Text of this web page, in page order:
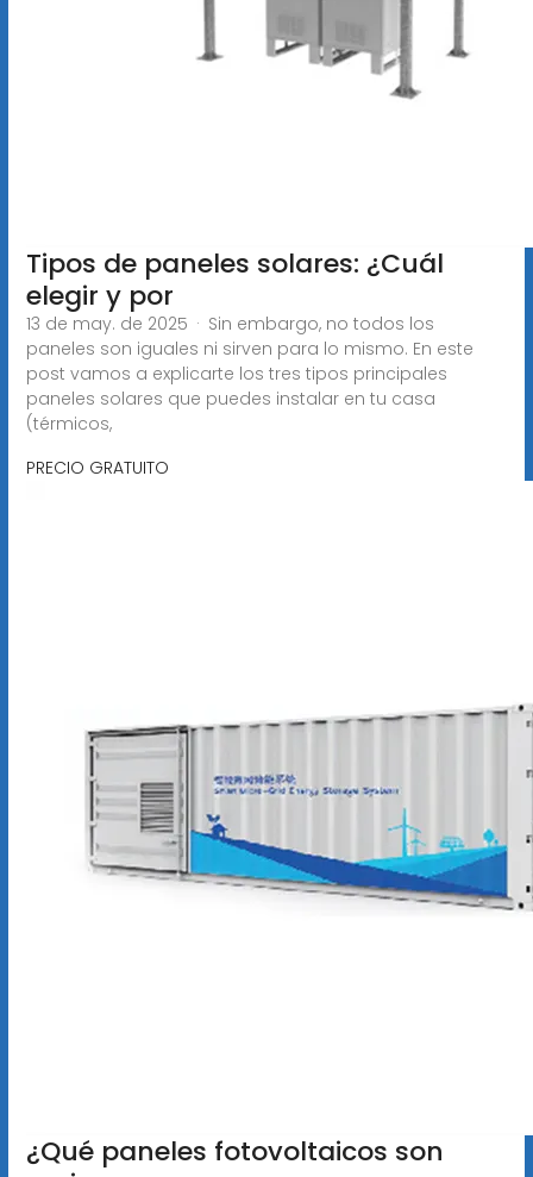
Tipos de paneles solares: ¿Cuál
elegir y por
13 de may. de 2025 · Sin embargo, no todos los
paneles son iguales ni sirven para lo mismo. En este
post vamos a explicarte los tres tipos principales
paneles solares que puedes instalar en tu casa
(térmicos,
PRECIO GRATUITO
¿Qué paneles fotovoltaicos son